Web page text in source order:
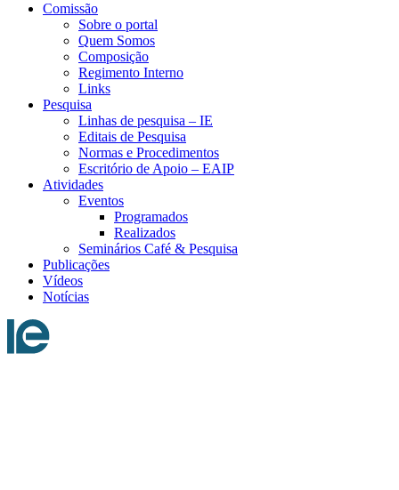
Comissão
Sobre o portal
Quem Somos
Composição
Regimento Interno
Links
Pesquisa
Linhas de pesquisa – IE
Editais de Pesquisa
Normas e Procedimentos
Escritório de Apoio – EAIP
Atividades
Eventos
Programados
Realizados
Seminários Café & Pesquisa
Publicações
Vídeos
Notícias